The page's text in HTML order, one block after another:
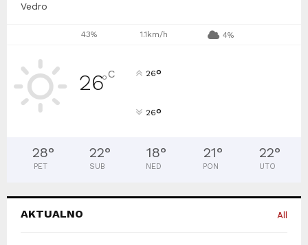
Vedro
43% 1.1km/h 4%
26°C 26°
26°
28°
PET
22°
SUB
18°
NED
21°
PON
22°
UTO
AKTUALNO All